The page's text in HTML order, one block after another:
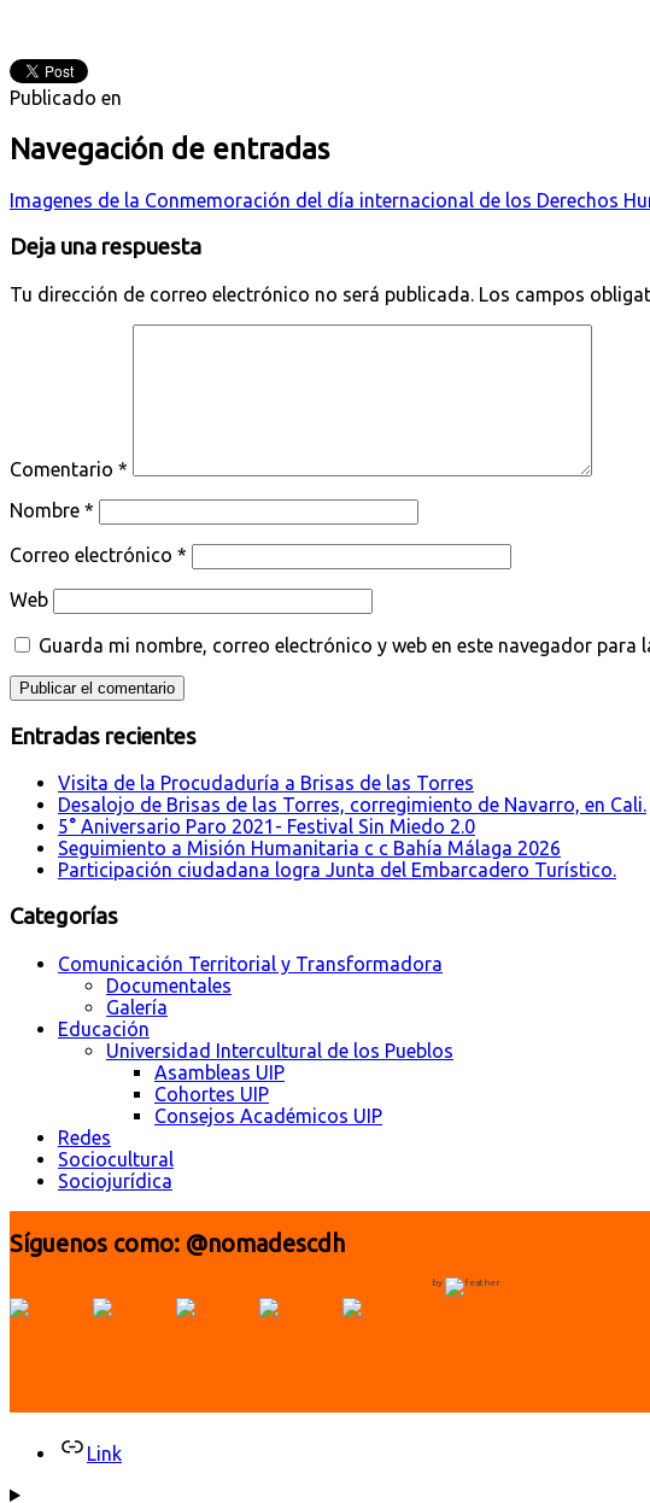
Publicado en
Navegación de entradas
Imagenes de la Conmemoración del día internacional de los Derechos
Deja una respuesta
Tu dirección de correo electrónico no será publicada. Los campos
Comentario *
Nombre *
Correo electrónico *
Web
Guarda mi nombre, correo electrónico y web en este navegador para
Entradas recientes
Visita de la Procudaduría a Brisas de las Torres
Desalojo de Brisas de las Torres, corregimiento de Navarro, en Cali.
5° Aniversario Paro 2021- Festival Sin Miedo 2.0
Seguimiento a Misión Humanitaria c c Bahía Málaga 2026
Participación ciudadana logra Junta del Embarcadero Turístico.
Categorías
Comunicación Territorial y Transformadora
Documentales
Galería
Educación
Universidad Intercultural de los Pueblos
Asambleas UIP
Cohortes UIP
Consejos Académicos UIP
Redes
Sociocultural
Sociojurídica
Síguenos como: @nomadescdh
by
Link